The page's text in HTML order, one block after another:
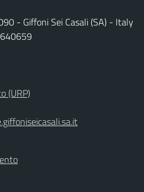
- Giffoni Sei Casali (SA) - Italy
(URP)